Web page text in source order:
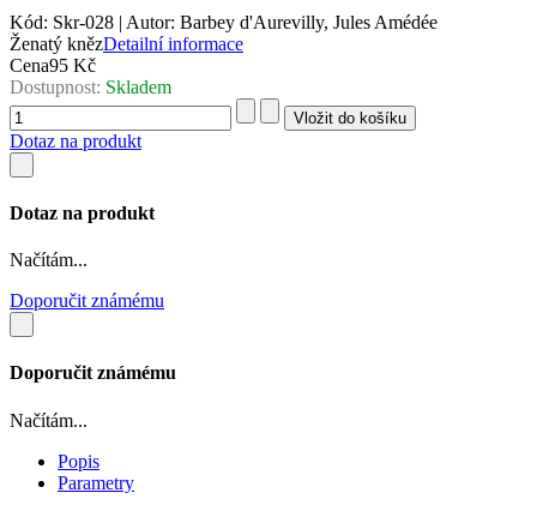
Kód: Skr-028 | Autor: Barbey d'Aurevilly, Jules Amédée
Ženatý knězDetailní informace
Cena95 Kč
Dostupnost: Skladem
Dotaz na produkt
Dotaz na produkt
Načítám...
Doporučit známému
Doporučit známému
Načítám...
Popis
Parametry